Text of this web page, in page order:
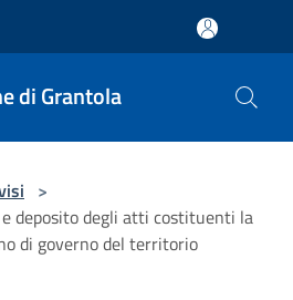
di Grantola
>
deposito degli atti costituenti la
di governo del territorio